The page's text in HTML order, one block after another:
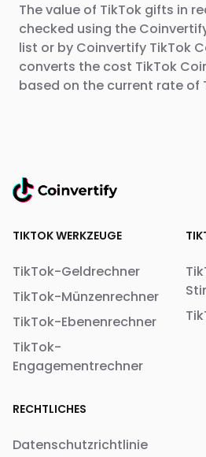
The value of TikTok gifts in
checked using the
list or by Coinvertify TikTok
converts the cost TikTok
based on the current rate of
TIKTOK WERKZEUGE
TikTok-Geldrechner
TikTok-Münzenrechner
TikTok-Ebenenrechner
TikTok-
Engagementrechner
RECHTLICHES
Datenschutzrichtlinie